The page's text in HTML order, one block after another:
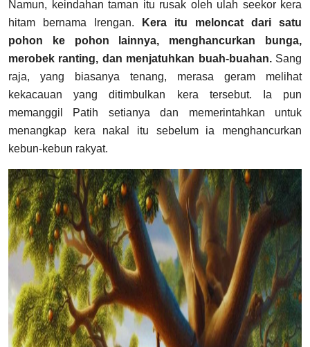
Namun, keindahan taman itu rusak oleh ulah seekor kera
hitam bernama Irengan.
Kera itu meloncat dari satu
pohon ke pohon lainnya, menghancurkan bunga,
merobek ranting, dan menjatuhkan buah-buahan.Sang
raja, yang biasanya tenang, merasa geram melihat
kekacauan yang ditimbulkan kera tersebut. Ia pun
memanggil Patih setianya dan memerintahkan untuk
menangkap kera nakal itu sebelum ia menghancurkan
kebun-kebun rakyat.